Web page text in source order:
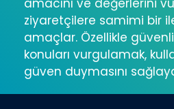
amacını ve değerlerini
ziyaretçilere samimi bir
amaçlar. Özellikle
konuları vurgulamak,
güven duymasını